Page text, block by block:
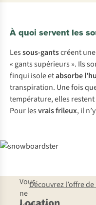
À quoi servent les
Lessous-gantscréent
« gants supérieurs ». Ils
finqui isole etabsorbe
transpiration. Une fois
température, elles restent
Pour lesvrais frileux, il
Vous
ne
Découvrez l’offre